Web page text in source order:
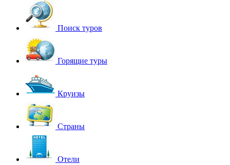
Поиск туров
Горящие туры
Круизы
Страны
Отели